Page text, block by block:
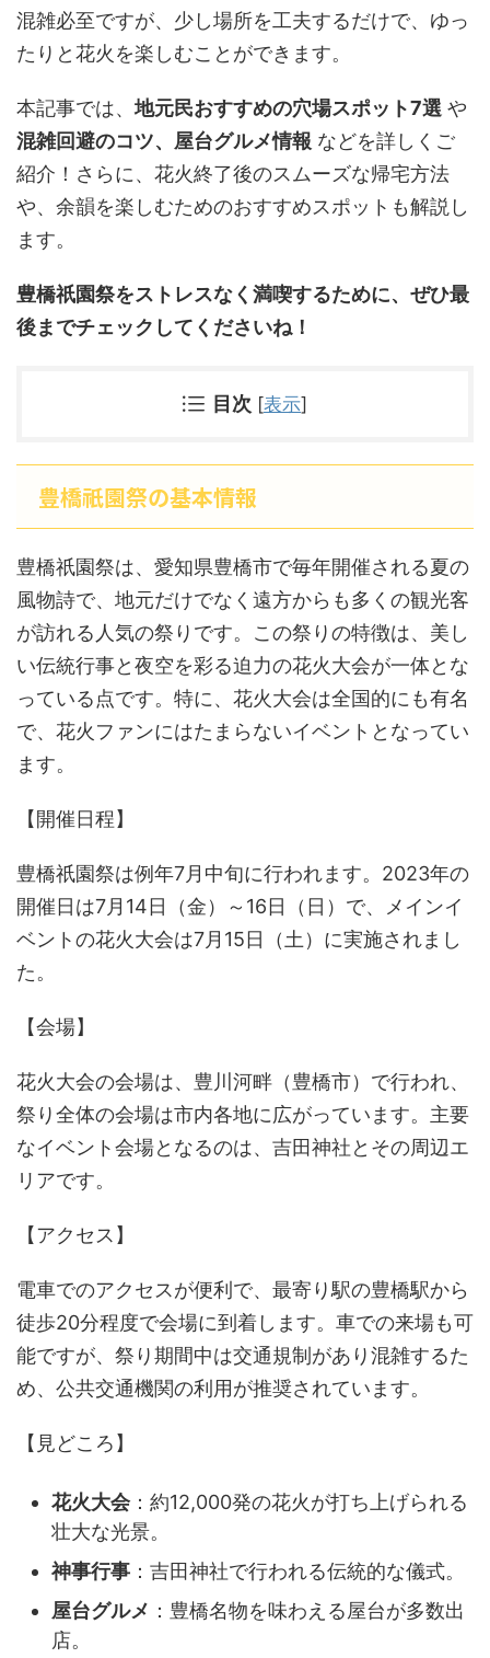
混雑必至ですが、少し場所を工夫するだけで、ゆっ
たりと花火を楽しむことができます。
本記事では、地元民おすすめの穴場スポット7選 や
混雑回避のコツ、屋台グルメ情報 などを詳しくご
紹介！さらに、花火終了後のスムーズな帰宅方法
や、余韻を楽しむためのおすすめスポットも解説し
ます。
豊橋祇園祭をストレスなく満喫するために、ぜひ最
後までチェックしてくださいね！
目次 [表示]
豊橋祇園祭の基本情報
豊橋祇園祭は、愛知県豊橋市で毎年開催される夏の
風物詩で、地元だけでなく遠方からも多くの観光客
が訪れる人気の祭りです。この祭りの特徴は、美し
い伝統行事と夜空を彩る迫力の花火大会が一体とな
っている点です。特に、花火大会は全国的にも有名
で、花火ファンにはたまらないイベントとなってい
ます。
【開催日程】
豊橋祇園祭は例年7月中旬に行われます。2023年の
開催日は7月14日（金）～16日（日）で、メインイ
ベントの花火大会は7月15日（土）に実施されまし
た。
【会場】
花火大会の会場は、豊川河畔（豊橋市）で行われ、
祭り全体の会場は市内各地に広がっています。主要
なイベント会場となるのは、吉田神社とその周辺エ
リアです。
【アクセス】
電車でのアクセスが便利で、最寄り駅の豊橋駅から
徒歩20分程度で会場に到着します。車での来場も可
能ですが、祭り期間中は交通規制があり混雑するた
め、公共交通機関の利用が推奨されています。
【見どころ】
花火大会：約12,000発の花火が打ち上げられる
壮大な光景。
神事行事 ：吉田神社で行われる伝統的な儀式。
屋台グルメ ：豊橋名物を味わえる屋台が多数出
店。